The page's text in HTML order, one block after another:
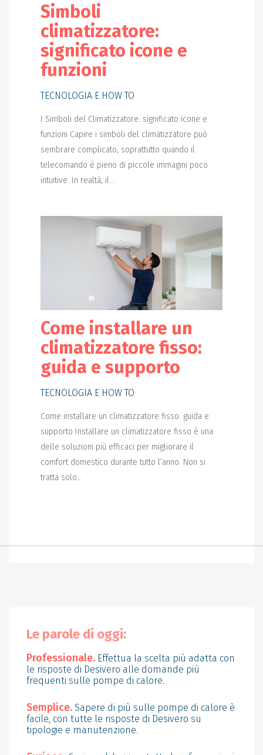
Simboli
climatizzatore:
significato icone e
funzioni
TECNOLOGIA E HOW TO
I Simboli del Climatizzatore: significato icone e
funzioni Capire i simboli del climatizzatore può
sembrare complicato, soprattutto quando il
telecomando è pieno di piccole immagini poco
intuitive. In realtà, il...
Come installare un
climatizzatore fisso:
guida e supporto
TECNOLOGIA E HOW TO
Come installare un climatizzatore fisso: guida e
supporto Installare un climatizzatore fisso è una
delle soluzioni più efficaci per migliorare il
comfort domestico durante tutto l’anno. Non si
tratta solo...
Le parole di oggi:
Professionale. Effettua la scelta più adatta con
le risposte di Desivero alle domande più
frequenti sulle pompe di calore.
Semplice. Sapere di più sulle pompe di calore è
facile, con tutte le risposte di Desivero su
tipologie e manutenzione.